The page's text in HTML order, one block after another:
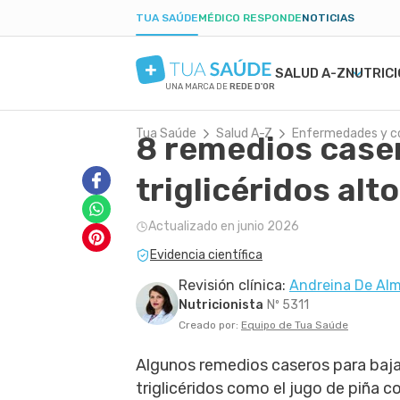
TUA SAÚDEMÉDICO RESPONDENOTICIAS
SALUD A-Z
UNA MARCA DEREDE D'OR
SÍNTOMAS
EXÁMENES
VIDA ÍNTIMA
SALUD MASCULINA
PRIMEROS AUXILIOS
DIETAS
AYUNO INTERMITENTE
DIETA DUKAN
EMBARAZO SALUDABLE
EJERCICIO EN EL EMBARAZO
PROBLEMAS Y MALESTAR EN EL
EMBARAZO
SALUD MENTAL
ANSIEDAD
DEPRESIÓN
TRASTORNO OBSESIVO COMPULSIVO
TDAH
BORDERLINE
BELLEZA Y
FORÚNCULO
PIEL SECA
Tua Saúde Salud A-Z Enfermedades y
8 remedios
triglicéridos
Actualizado en junio 2026
Evidencia científica
Revisión clínica: Andreina De
Nutricionista Nº 5311
Creado por: Equipo de Tua Saúde
Algunos remedios caseros para
triglicéridos como el jugo de piña